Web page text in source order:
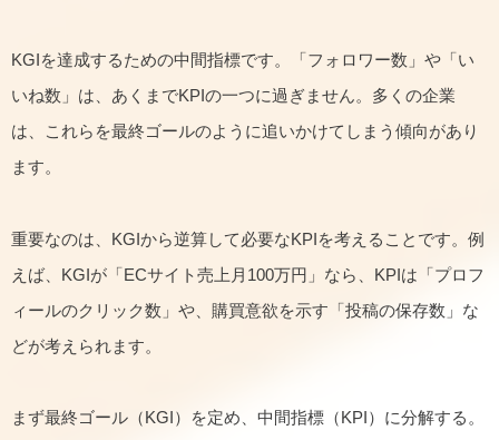
KGIを達成するための中間指標です。「フォロワー数」や「い
いね数」は、あくまでKPIの一つに過ぎません。多くの企業
は、これらを最終ゴールのように追いかけてしまう傾向があり
ます。
重要なのは、KGIから逆算して必要なKPIを考えることです。例
えば、KGIが「ECサイト売上月100万円」なら、KPIは「プロフ
ィールのクリック数」や、購買意欲を示す「投稿の保存数」な
どが考えられます。
まず最終ゴール（KGI）を定め、中間指標（KPI）に分解する。